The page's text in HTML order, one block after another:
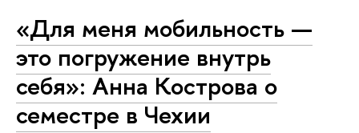
«Для меня мобильность —
это погружение внутрь
себя»: Анна Кострова о
семестре в Чехии